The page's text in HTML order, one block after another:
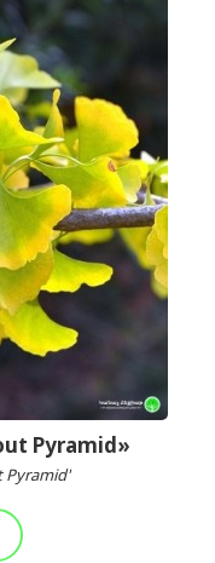
Pyramid»
Pyramid'